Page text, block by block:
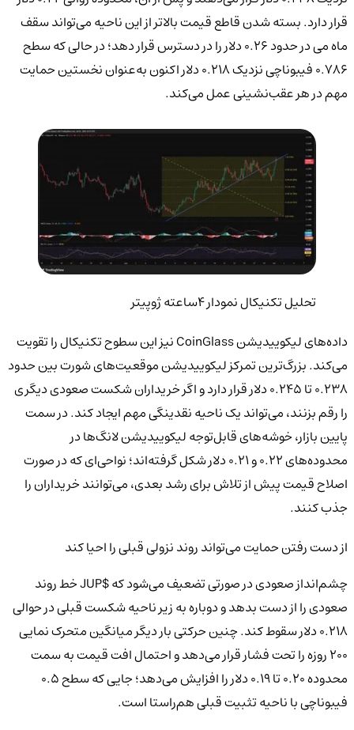
قرار دارد. بسته شدن قاطع قیمت بالاتر از این ناحیه می‌تواند سقف
ماه می در حدود 0.26 دلار را در دسترس قرار دهد؛ در حالی که سطح
0.786 فیبوناچی نزدیک 0.218 دلار اکنون به‌عنوان نخستین حمایت
مهم در هر عقب‌نشینی عمل می‌کند.
تحلیل تکنیکال نمودار 4ساعته ژوپیتر
داده‌های لیکوییدیشن CoinGlass نیز این سطوح تکنیکال را تقویت
می‌کند. بزرگ‌ترین تمرکز لیکوییدیشن موقعیت‌های شورت بین حدود
0.238 تا 0.245 دلار قرار دارد و اگر خریداران شکست صعودی دیگری
را رقم بزنند، می‌تواند یک ناحیه نقدینگی مهم ایجاد کند. در سمت
پایین بازار، خوشه‌های قابل‌توجه لیکوییدیشن لانگ‌ها در
محدوده‌های 0.22 و 0.21 دلار شکل گرفته‌اند؛ نواحی‌ای که در صورت
اصلاح قیمت پیش از تلاش برای رشد بعدی، می‌توانند خریداران را
جذب کنند.
از دست رفتن حمایت می‌تواند روند نزولی قبلی را احیا کند
چشم‌انداز صعودی در صورتی تضعیف می‌شود که $JUP خط روند
صعودی را از دست بدهد و دوباره به زیر ناحیه شکست قبلی در حوالی
0.218 دلار سقوط کند. چنین حرکتی بار دیگر میانگین متحرک نمایی
200 روزه را تحت فشار قرار می‌دهد و احتمال افت قیمت به سمت
محدوده 0.20 تا 0.19 دلار را افزایش می‌دهد؛ جایی که سطح 0.5
فیبوناچی با ناحیه تثبیت قبلی هم‌راستا است.